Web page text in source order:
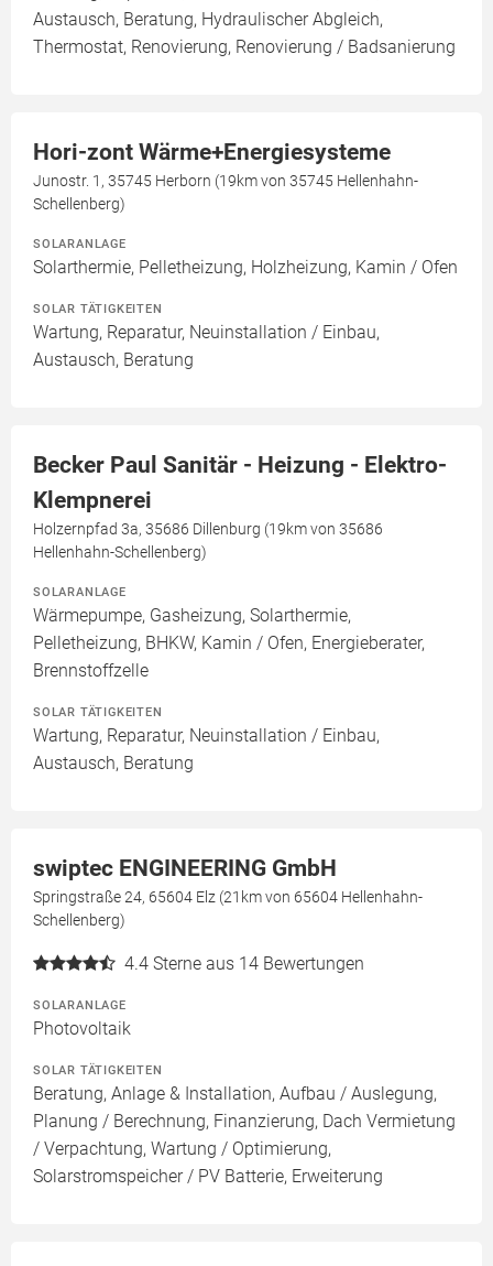
Austausch, Beratung, Hydraulischer Abgleich,
Thermostat, Renovierung, Renovierung / Badsanierung
Hori-zont Wärme+Energiesysteme
Junostr. 1, 35745 Herborn (19km von 35745 Hellenhahn-
Schellenberg)
SOLARANLAGE
Solarthermie, Pelletheizung, Holzheizung, Kamin / Ofen
SOLAR TÄTIGKEITEN
Wartung, Reparatur, Neuinstallation / Einbau,
Austausch, Beratung
Becker Paul Sanitär - Heizung - Elektro-
Klempnerei
Holzernpfad 3a, 35686 Dillenburg (19km von 35686
Hellenhahn-Schellenberg)
SOLARANLAGE
Wärmepumpe, Gasheizung, Solarthermie,
Pelletheizung, BHKW, Kamin / Ofen, Energieberater,
Brennstoffzelle
SOLAR TÄTIGKEITEN
Wartung, Reparatur, Neuinstallation / Einbau,
Austausch, Beratung
swiptec ENGINEERING GmbH
Springstraße 24, 65604 Elz (21km von 65604 Hellenhahn-
Schellenberg)
4.4 Sterne aus 14 Bewertungen
SOLARANLAGE
Photovoltaik
SOLAR TÄTIGKEITEN
Beratung, Anlage & Installation, Aufbau / Auslegung,
Planung / Berechnung, Finanzierung, Dach Vermietung
/ Verpachtung, Wartung / Optimierung,
Solarstromspeicher / PV Batterie, Erweiterung